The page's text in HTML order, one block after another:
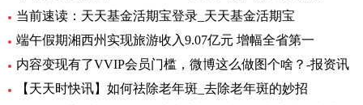
当前速读：天天基金活期宝登录_天天基金活期宝
端午假期湘西州实现旅游收入9.07亿元 增幅全省第一
内容变现有了VVIP会员门槛，微博这么做图个啥？-报资讯
【天天时快讯】如何祛除老年斑_去除老年斑的妙招